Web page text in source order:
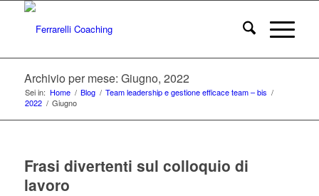
Archivio per mese: Giugno, 2022
Sei in: Home / Blog / Team leadership e gestione efficace team – bis /
2022 / Giugno
Frasi divertenti sul colloquio di
lavoro